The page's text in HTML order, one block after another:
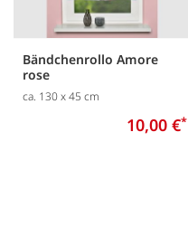
Bändchenrollo Amore
rose
ca. 130 x 45 cm
10,00 €*